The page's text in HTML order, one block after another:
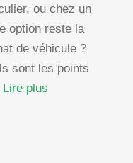
ou chez un
option reste la
de véhicule ?
sont les points
Lire plus